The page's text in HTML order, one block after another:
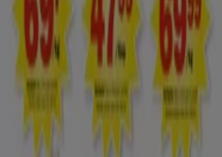
Tiendeo international
España Italia United Kingdom México
Brasil
Colombia
Argentina
United States
Nederland
Deutschland Perú
Portugal
Australia
Türkiye
Österreich
Sverige
Singapore South Africa
Canada
Ελλάδα
Ceská republika
Slovenská republika
Magyarország
България